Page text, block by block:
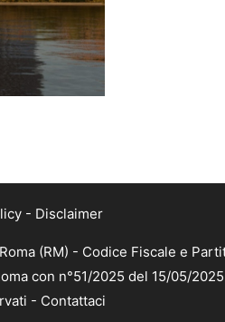
- Disclaimer
(RM) - Codice Fiscale e
con n°51/2025 del 15/05/2025
- Contattaci